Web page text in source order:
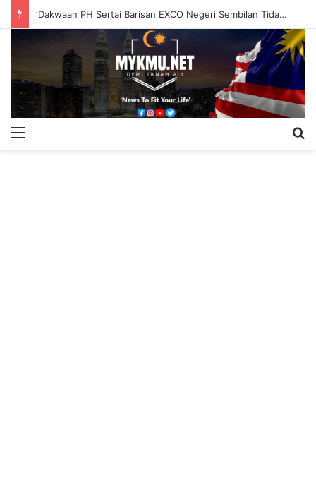
‘Dakwaan PH Sertai Barisan EXCO Negeri Sembilan Tidak Berasas’